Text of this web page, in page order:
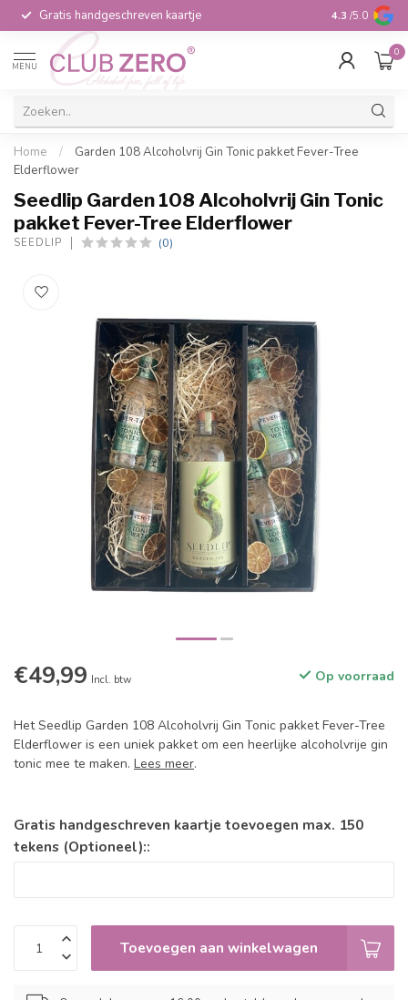
Gratis handgeschreven kaartje Voor 16:00
4.3 /5.0
MENU
0
Home /
Garden 108 Alcoholvrij Gin Tonic pakket Fever-Tree
Elderflower
Seedlip Garden 108 Alcoholvrij Gin Tonic
pakket Fever-Tree Elderflower
SEEDLIP (0)
€49,99 Incl. btw Op voorraad
Het Seedlip Garden 108 Alcoholvrij Gin Tonic pakket Fever-Tree
Elderflower is een uniek pakket om een heerlijke alcoholvrije gin
tonic mee te maken. Lees meer.
Gratis handgeschreven kaartje toevoegen max. 150
tekens (Optioneel)::
Toevoegen aan winkelwagen